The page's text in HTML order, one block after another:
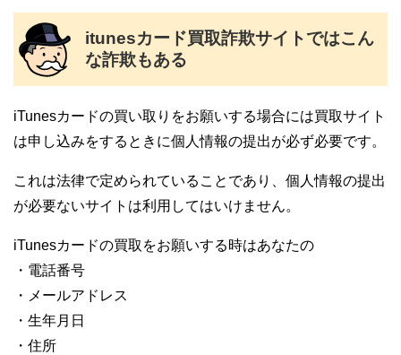
itunesカード買取詐欺サイトではこん
な詐欺もある
iTunesカードの買い取りをお願いする場合には買取サイト
は申し込みをするときに個人情報の提出が必ず必要です。
これは法律で定められていることであり、個人情報の提出
が必要ないサイトは利用してはいけません。
iTunesカードの買取をお願いする時はあなたの
・電話番号
・メールアドレス
・生年月日
・住所